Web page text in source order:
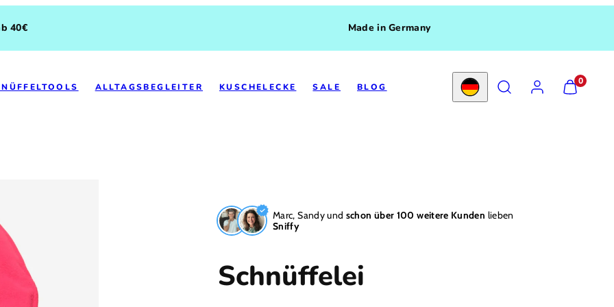
40€ Made in Germany
ALLTAGSBEGLEITER KUSCHELECKE SALE BLOG Land/Region
SUCHEN
MEINEN
0
Marc, Sandy und schon über 100 weitere Kunden lieben
Sniffy
Schnüffelei